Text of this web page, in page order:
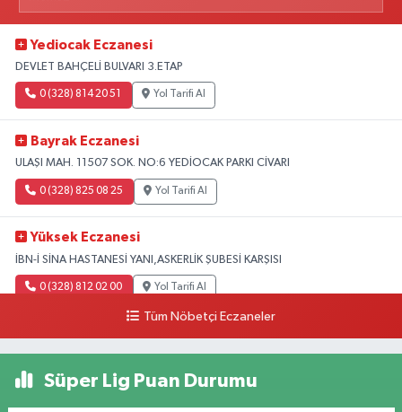
Yediocak Eczanesi
DEVLET BAHÇELİ BULVARI 3.ETAP
0 (328) 814 20 51 Yol Tarifi Al
Bayrak Eczanesi
ULAŞI MAH. 11507 SOK. NO:6 YEDİOCAK PARKI CİVARI
0 (328) 825 08 25 Yol Tarifi Al
Yüksek Eczanesi
İBN-İ SİNA HASTANESİ YANI,ASKERLİK ŞUBESİ KARŞISI
0 (328) 812 02 00 Yol Tarifi Al
Tüm Nöbetçi Eczaneler
Süper Lig Puan Durumu